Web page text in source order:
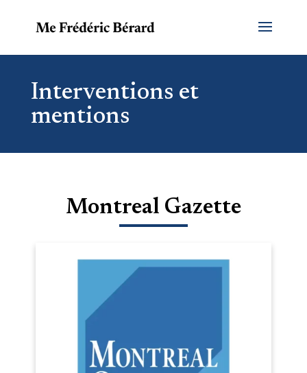
Interventions et
mentions
Montreal Gazette